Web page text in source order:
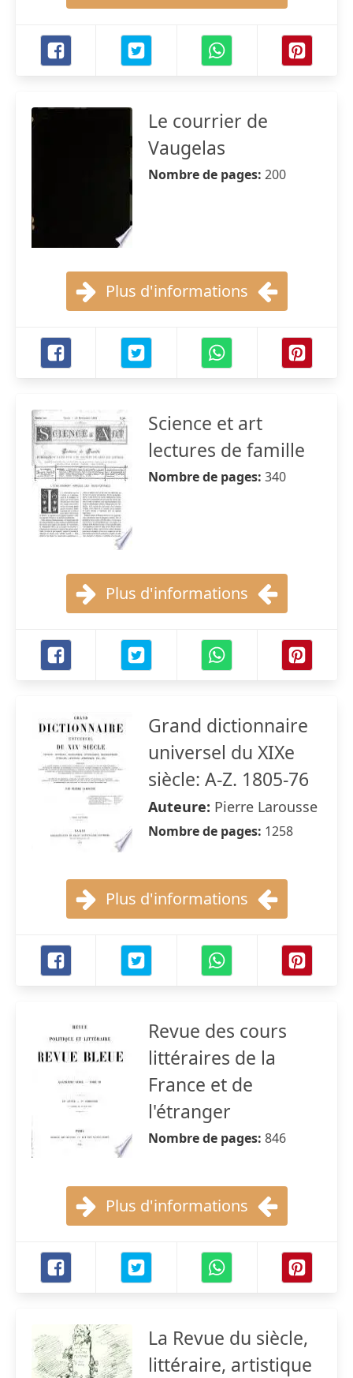
Le courrier de
Vaugelas
Nombre de pages: 200
Plus d'informations
Science et art
lectures de famille
Nombre de pages: 340
Plus d'informations
Grand dictionnaire
universel du XIXe
siècle: A-Z. 1805-76
Auteure: Pierre Larousse
Nombre de pages: 1258
Plus d'informations
Revue des cours
littéraires de la
France et de
l'étranger
Nombre de pages: 846
Plus d'informations
La Revue du siècle,
littéraire, artistique